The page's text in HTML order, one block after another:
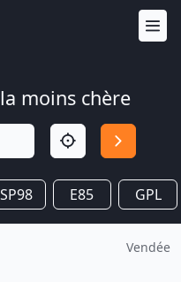
moins chère
SP98 E85 GPL
Vendée